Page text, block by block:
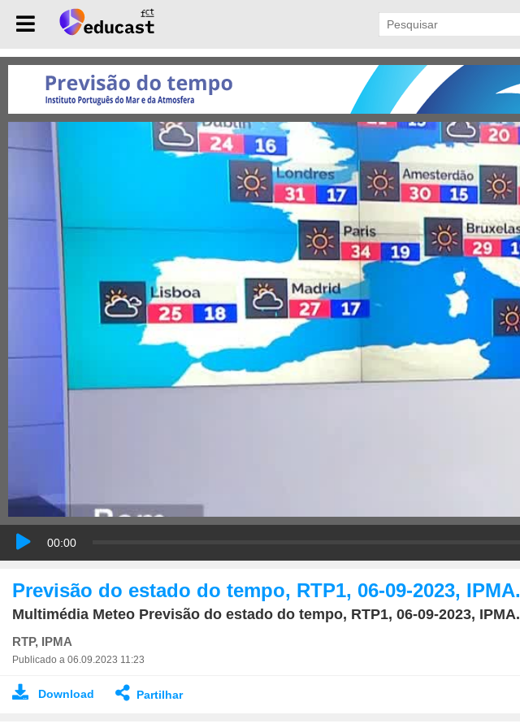
00:00
Previsão do estado do tempo, RTP1, 06-09-2023, IPMA.
Multimédia Meteo Previsão do estado do tempo, RTP1, 06-09-2023, IPMA.
RTP, IPMA
Publicado a 06.09.2023 11:23
Download Partilhar